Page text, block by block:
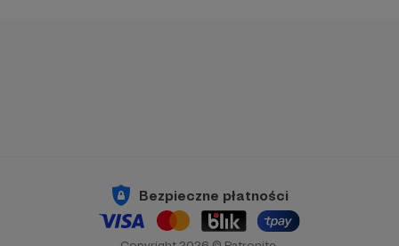
Bezpieczne płatności